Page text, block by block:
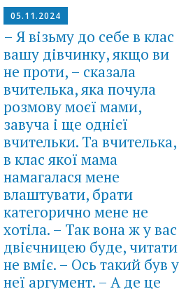
05.11.2024
– Я візьму до себе в клас
вашу дівчинку, якщо ви
не проти, – сказала
вчителька, яка почула
розмову моєї мами,
завуча і ще однієї
вчительки. Та вчителька,
в клас якої мама
намагалася мене
влаштувати, брати
категорично мене не
хотіла. – Так вона ж у вас
двієчницею буде, читати
не вміє. – Ось такий був у
неї аргумент. – А де це